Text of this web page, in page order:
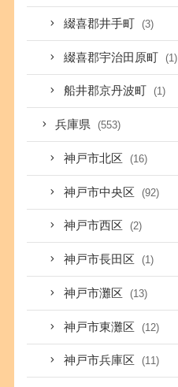
綴喜郡井手町 (3)
綴喜郡宇治田原町 (1)
船井郡京丹波町 (1)
兵庫県 (553)
神戸市北区 (16)
神戸市中央区 (92)
神戸市西区 (2)
神戸市長田区 (1)
神戸市灘区 (13)
神戸市東灘区 (12)
神戸市兵庫区 (11)